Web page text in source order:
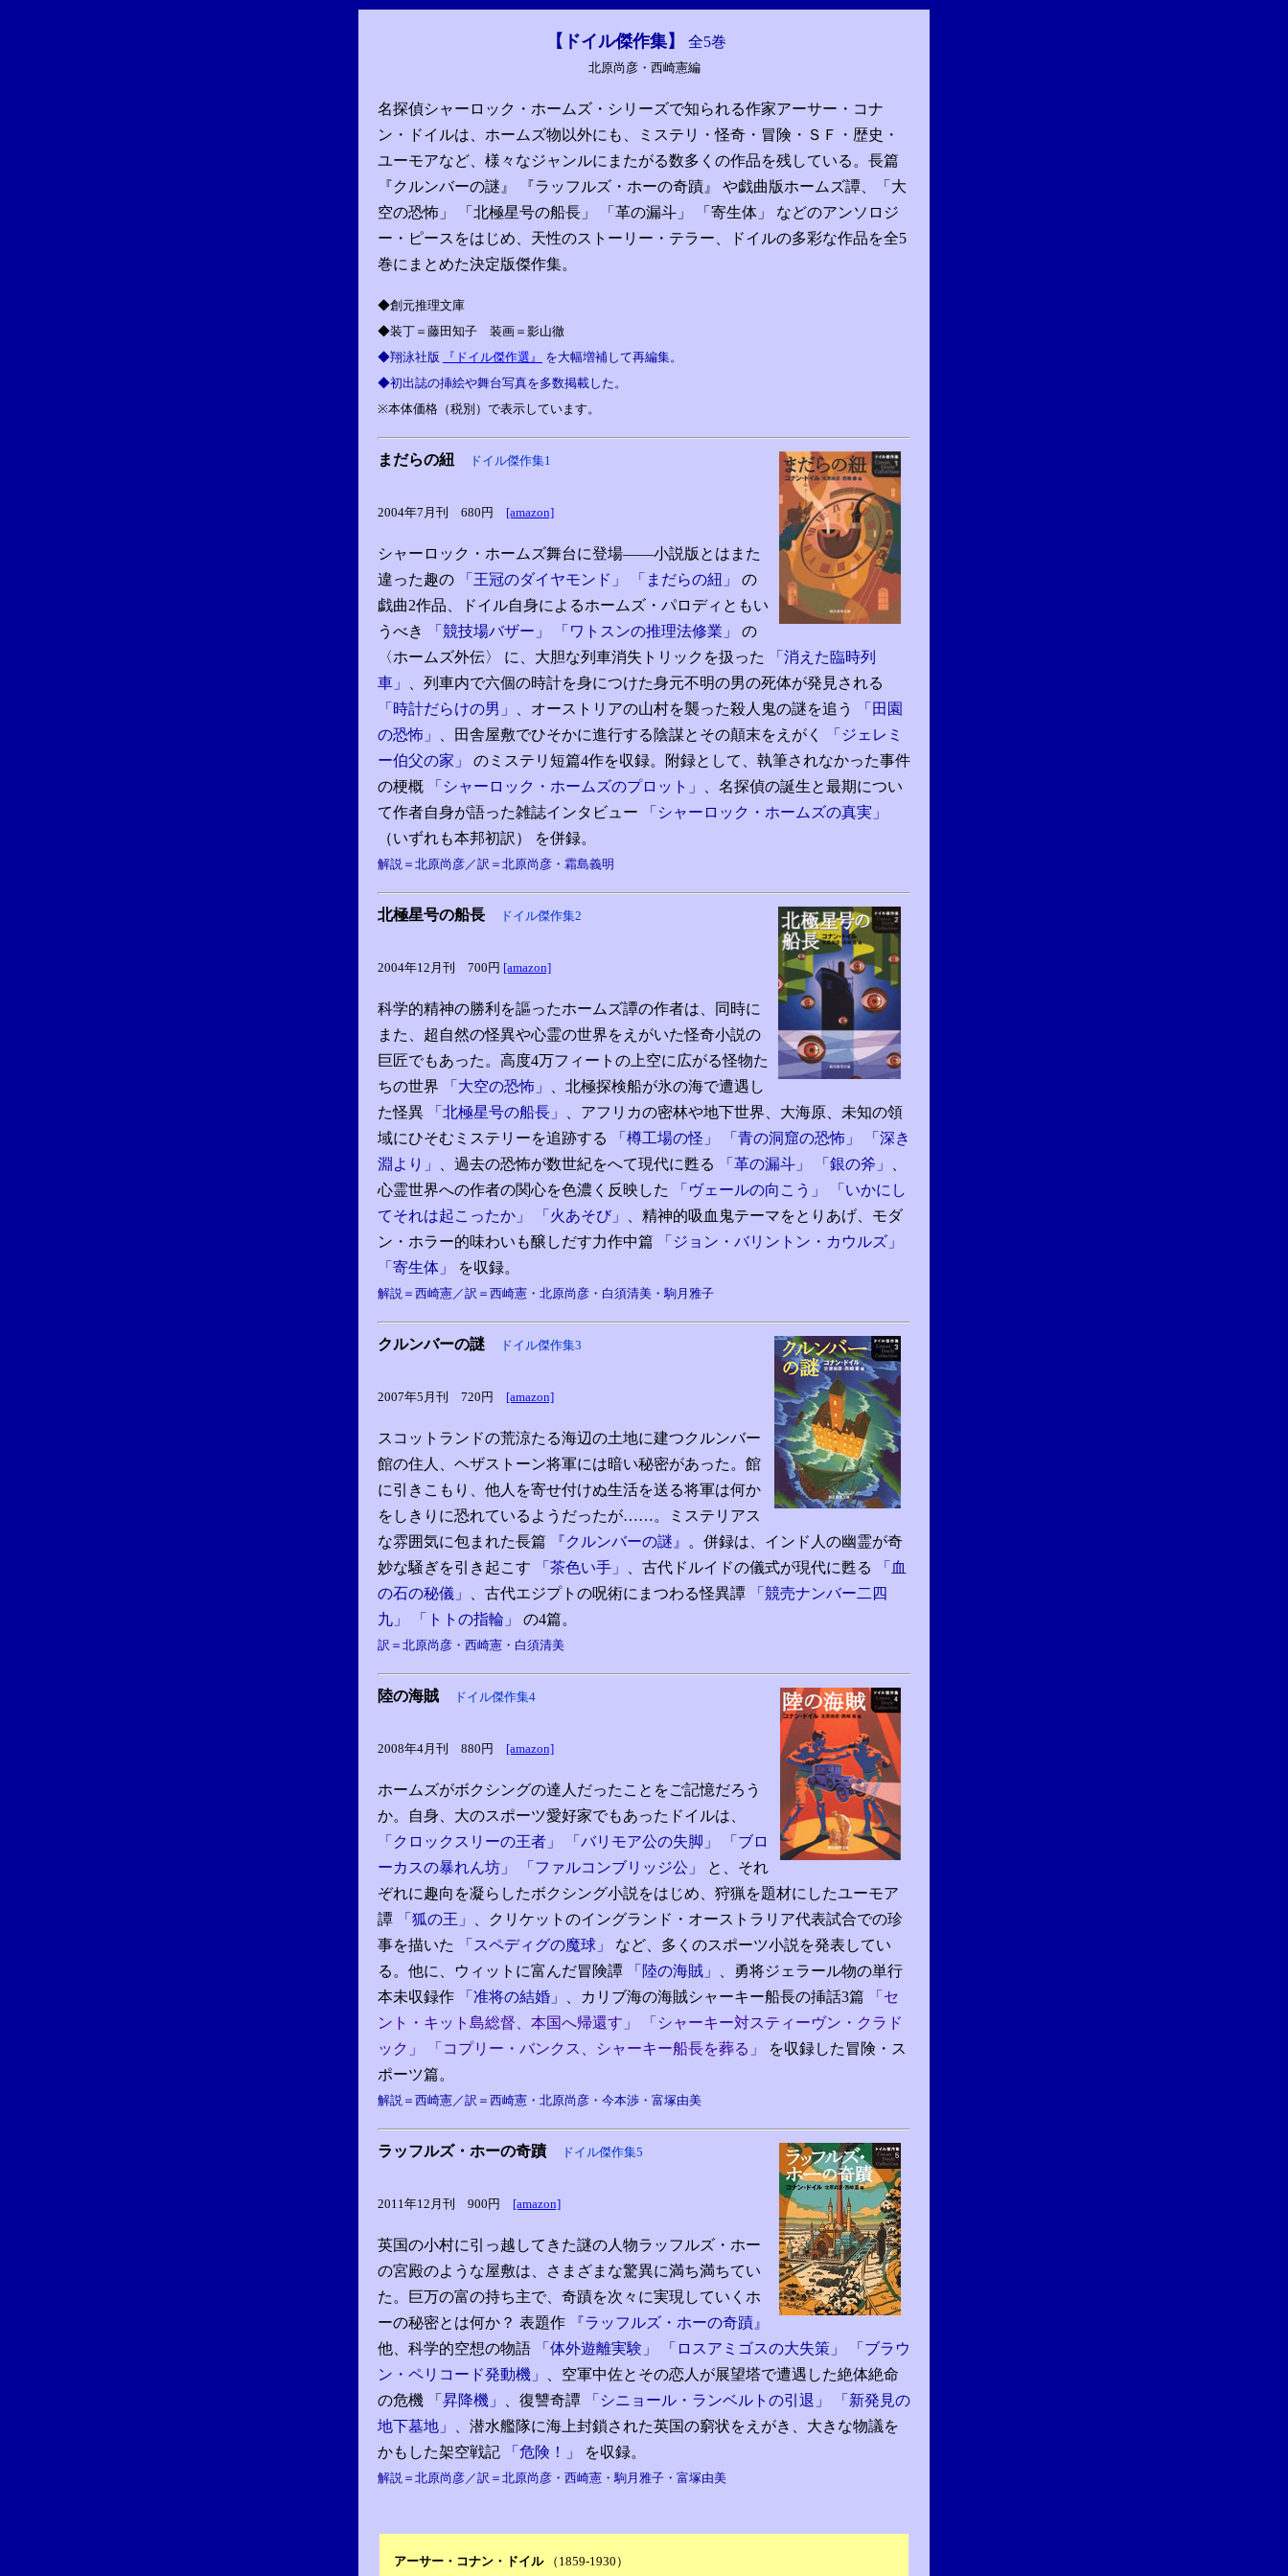
【ドイル傑作集】 全5巻
北原尚彦・西崎憲編
名探偵シャーロック・ホームズ・シリーズで知られる作家アーサー・コナ
ン・ドイルは、ホームズ物以外にも、ミステリ・怪奇・冒険・ＳＦ・歴史・
ユーモアなど、様々なジャンルにまたがる数多くの作品を残している。長篇
『クルンバーの謎』 『ラッフルズ・ホーの奇蹟』 や戯曲版ホームズ譚、「大
空の恐怖」 「北極星号の船長」 「革の漏斗」 「寄生体」 などのアンソロジ
ー・ピースをはじめ、天性のストーリー・テラー、ドイルの多彩な作品を全5
巻にまとめた決定版傑作集。
◆創元推理文庫
◆装丁＝藤田知子 装画＝影山徹
◆翔泳社版
『ドイル傑作選』
を大幅増補して再編集。
◆初出誌の挿絵や舞台写真を多数掲載した。
※本体価格（税別）で表示しています。
まだらの紐 ドイル傑作集1
2004年7月刊 680円 [amazon]
シャーロック・ホームズ舞台に登場――小説版とはまた
違った趣の
「王冠のダイヤモンド」 「まだらの紐」
の
戯曲2作品、ドイル自身によるホームズ・パロディともい
うべき
「競技場バザー」 「ワトスンの推理法修業」
の
〈ホームズ外伝〉 に、大胆な列車消失トリックを扱った
「消えた臨時列
車」
、列車内で六個の時計を身につけた身元不明の男の死体が発見される
「時計だらけの男」
、オーストリアの山村を襲った殺人鬼の謎を追う
「田園
の恐怖」
、田舎屋敷でひそかに進行する陰謀とその顛末をえがく
「ジェレミ
ー伯父の家」
のミステリ短篇4作を収録。附録として、執筆されなかった事件
の梗概
「シャーロック・ホームズのプロット」
、名探偵の誕生と最期につい
て作者自身が語った雑誌インタビュー
「シャーロック・ホームズの真実」
（いずれも本邦初訳） を併録。
解説＝北原尚彦／訳＝北原尚彦・霜島義明
北極星号の船長 ドイル傑作集2
2004年12月刊 700円 [amazon]
科学的精神の勝利を謳ったホームズ譚の作者は、同時に
また、超自然の怪異や心霊の世界をえがいた怪奇小説の
巨匠でもあった。高度4万フィートの上空に広がる怪物た
ちの世界
「大空の恐怖」
、北極探検船が氷の海で遭遇し
た怪異
「北極星号の船長」
、アフリカの密林や地下世界、大海原、未知の領
域にひそむミステリーを追跡する
「樽工場の怪」 「青の洞窟の恐怖」 「深き
淵より」
、過去の恐怖が数世紀をへて現代に甦る 「革の漏斗」 「銀の斧」
心霊世界への作者の関心を色濃く反映した
「ヴェールの向こう」 「いかにし
てそれは起こったか」 「火あそび」
、精神的吸血鬼テーマをとりあげ、モダ
ン・ホラー的味わいも醸しだす力作中篇
「ジョン・バリントン・カウルズ」
「寄生体」
を収録。
解説＝西崎憲／訳＝西崎憲・北原尚彦・白須清美・駒月雅子
クルンバーの謎 ドイル傑作集3
2007年5月刊 720円 [amazon]
スコットランドの荒涼たる海辺の土地に建つクルンバー
館の住人、ヘザストーン将軍には暗い秘密があった。館
に引きこもり、他人を寄せ付けぬ生活を送る将軍は何か
をしきりに恐れているようだったが……。ミステリアス
な雰囲気に包まれた長篇
『クルンバーの謎』
。併録は、インド人の幽霊が奇
妙な騒ぎを引き起こす
「茶色い手」 、古代ドルイドの儀式が現代に甦る
「血
の石の秘儀」
、古代エジプトの呪術にまつわる怪異譚
「競売ナンバー二四
九」 「トトの指輪」
の4篇。
訳＝北原尚彦・西崎憲・白須清美
陸の海賊 ドイル傑作集4
2008年4月刊 880円 [amazon]
ホームズがボクシングの達人だったことをご記憶だろう
か。自身、大のスポーツ愛好家でもあったドイルは、
「クロックスリーの王者」 「バリモア公の失脚」 「ブロ
ーカスの暴れん坊」
「ファルコンブリッジ公」
と、それ
ぞれに趣向を凝らしたボクシング小説をはじめ、狩猟を題材にしたユーモア
譚
「狐の王」
、クリケットのイングランド・オーストラリア代表試合での珍
事を描いた
「スペディグの魔球」
など、多くのスポーツ小説を発表してい
る。他に、ウィットに富んだ冒険譚
「陸の海賊」
、勇将ジェラール物の単行
本未収録作
「准将の結婚」 、カリブ海の海賊シャーキー船長の挿話3篇
「セ
ント・キット島総督、本国へ帰還す」 「シャーキー対スティーヴン・クラド
ック」 「コプリー・バンクス、シャーキー船長を葬る」
を収録した冒険・ス
ポーツ篇。
解説＝西崎憲／訳＝西崎憲・北原尚彦・今本渉・富塚由美
ラッフルズ・ホーの奇蹟 ドイル傑作集5
2011年12月刊 900円 [amazon]
英国の小村に引っ越してきた謎の人物ラッフルズ・ホー
の宮殿のような屋敷は、さまざまな驚異に満ち満ちてい
た。巨万の富の持ち主で、奇蹟を次々に実現していくホ
ーの秘密とは何か？ 表題作
『ラッフルズ・ホーの奇蹟』
他、科学的空想の物語
「体外遊離実験」 「ロスアミゴスの大失策」 「ブラウ
ン・ペリコード発動機」
、空軍中佐とその恋人が展望塔で遭遇した絶体絶命
の危機 「 昇降機」 、復讐奇譚
「シニョール・ランベルトの引退」 「新発見の
地下墓地」、 潜水艦隊に海上封鎖された英国の窮状をえがき、大きな物議を
かもした架空戦記
「危険！」 を収録。
解説＝北原尚彦／訳＝北原尚彦・西崎憲・駒月雅子・富塚由美
アーサー・コナン・ドイル （1859-1930）